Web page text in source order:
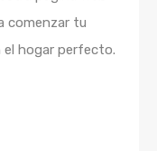
comenzar tu
el hogar perfecto.